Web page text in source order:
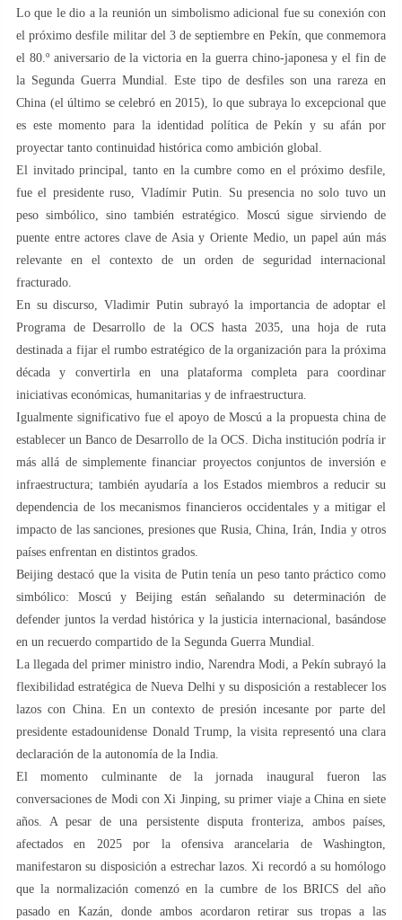
Lo que le dio a la reunión un simbolismo adicional fue su conexión con
el próximo desfile militar del 3 de septiembre en Pekín, que conmemora
el 80.º aniversario de la victoria en la guerra chino-japonesa y el fin de
la Segunda Guerra Mundial. Este tipo de desfiles son una rareza en
China (el último se celebró en 2015), lo que subraya lo excepcional que
es este momento para la identidad política de Pekín y su afán por
proyectar tanto continuidad histórica como ambición global.
El invitado principal, tanto en la cumbre como en el próximo desfile,
fue el presidente ruso, Vladímir Putin. Su presencia no solo tuvo un
peso simbólico, sino también estratégico. Moscú sigue sirviendo de
puente entre actores clave de Asia y Oriente Medio, un papel aún más
relevante en el contexto de un orden de seguridad internacional
fracturado.
En su discurso, Vladimir Putin subrayó la importancia de adoptar el
Programa de Desarrollo de la OCS hasta 2035, una hoja de ruta
destinada a fijar el rumbo estratégico de la organización para la próxima
década y convertirla en una plataforma completa para coordinar
iniciativas económicas, humanitarias y de infraestructura.
Igualmente significativo fue el apoyo de Moscú a la propuesta china de
establecer un Banco de Desarrollo de la OCS. Dicha institución podría ir
más allá de simplemente financiar proyectos conjuntos de inversión e
infraestructura; también ayudaría a los Estados miembros a reducir su
dependencia de los mecanismos financieros occidentales y a mitigar el
impacto de las sanciones, presiones que Rusia, China, Irán, India y otros
países enfrentan en distintos grados.
Beijing destacó que la visita de Putin tenía un peso tanto práctico como
simbólico: Moscú y Beijing están señalando su determinación de
defender juntos la verdad histórica y la justicia internacional, basándose
en un recuerdo compartido de la Segunda Guerra Mundial.
La llegada del primer ministro indio, Narendra Modi, a Pekín subrayó la
flexibilidad estratégica de Nueva Delhi y su disposición a restablecer los
lazos con China. En un contexto de presión incesante por parte del
presidente estadounidense Donald Trump, la visita representó una clara
declaración de la autonomía de la India.
El momento culminante de la jornada inaugural fueron las
conversaciones de Modi con Xi Jinping, su primer viaje a China en siete
años. A pesar de una persistente disputa fronteriza, ambos países,
afectados en 2025 por la ofensiva arancelaria de Washington,
manifestaron su disposición a estrechar lazos. Xi recordó a su homólogo
que la normalización comenzó en la cumbre de los BRICS del año
pasado en Kazán, donde ambos acordaron retirar sus tropas a las